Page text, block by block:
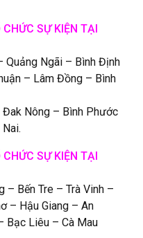
CHỨC SỰ KIỆN TẠI
Quảng Ngãi – Bình Định
– Lâm Đồng – Bình
Nông – Bình Phước
SỰ KIỆN TẠI
– Bến Tre – Trà Vinh –
– Hậu Giang – An
Bạc Liêu – Cà Mau